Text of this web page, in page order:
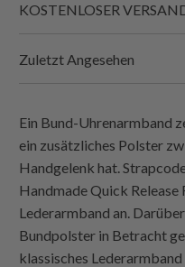
KOSTENLOSER
Zuletzt Angesehen
Ein Bund-Uhrenarmband
ein zusätzliches Polster
Handgelenk hat.
Handmade Quick
Lederarmband an.
Bundpolster in Betracht
klassisches